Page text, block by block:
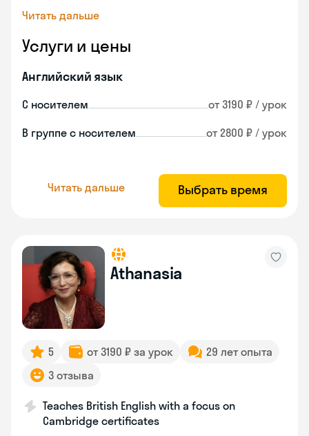
Читать дальше
Услуги и цены
Английский язык
С носителем от 3190 ₽ / урок
В группе с носителем от 2800 ₽ / урок
Читать дальше Выбрать время
Athanasia
5 от 3190 ₽ за урок
29 лет опыта
3 отзыва
Teaches British English with a focus on
Cambridge certificates